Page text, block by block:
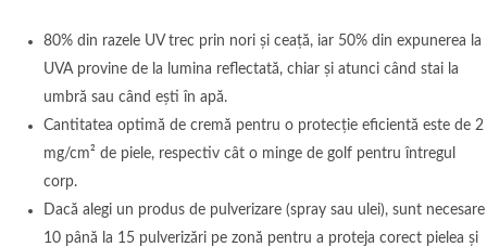
80% din razele UV trec prin nori și ceață, iar 50% din expunerea la
UVA provine de la lumina reflectată, chiar și atunci când stai la
umbră sau când ești în apă.
Cantitatea optimă de cremă pentru o protecție eficientă este de 2
mg/cm² de piele, respectiv cât o minge de golf pentru întregul
corp.
Dacă alegi un produs de pulverizare (spray sau ulei), sunt necesare
10 până la 15 pulverizări pe zonă pentru a proteja corect pielea și